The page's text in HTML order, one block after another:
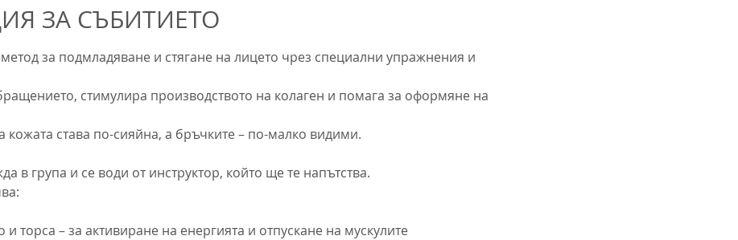
ЗА СЪБИТИЕТО
за подмладяване и стягане на лицето чрез специални упражнения и
стимулира производството на колаген и помага за оформяне на
кожата става по-сияйна, а бръчките – по-малко видими.
в група и се води от инструктор, който ще те напътства.
торса – за активиране на енергията и отпускане на мускулите